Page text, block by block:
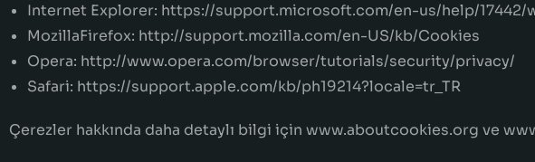
Internet Explorer: https://support.microsoft.com/en-us/help/
MozillaFirefox: http://support.mozilla.com/en-US/kb/Cookies
Opera: http://www.opera.com/browser/tutorials/security/privacy/
Safari: https://support.apple.com/kb/ph19214?locale=tr_TR
Çerezler hakkında daha detaylı bilgi için www.aboutcookies.org ve